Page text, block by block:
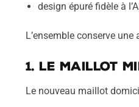
design épuré fidèle à
L’ensemble conserve
1. Le maillot
Le nouveau maillot